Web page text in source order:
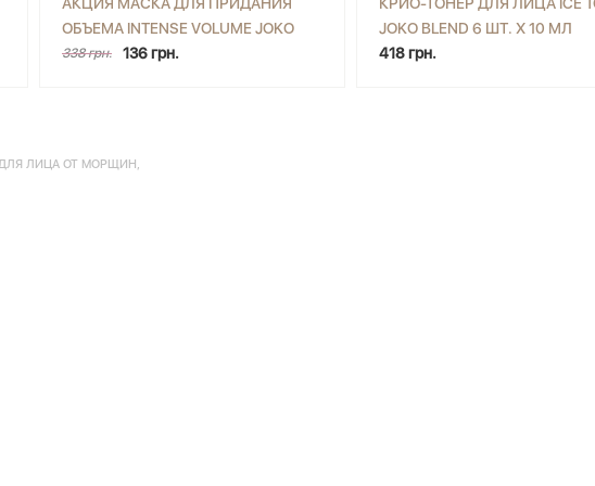
ОБЪЕМА INTENSE VOLUME JOKO
BLEND 200 МЛ
338 грн. 136 грн.
JOKO BLEND 6 ШТ. Х 10 МЛ
418 грн.
-
ЛИЦА ОТ МОРЩИН,